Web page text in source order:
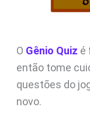
O Gênio Quiz é
então tome
questões do
novo.